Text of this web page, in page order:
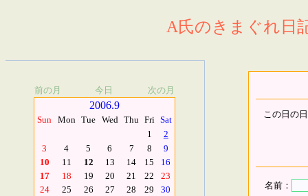
A氏のきまぐれ日
前の月 今日 次の月
2006.9
Sun Mon Tue Wed Thu Fri Sat
1
2
3
4 5 6 7 8
9
10
11 12 13 14 15
16
17
18 19 20 21 22
23
24
25 26 27 28 29 30
この日の
名前：